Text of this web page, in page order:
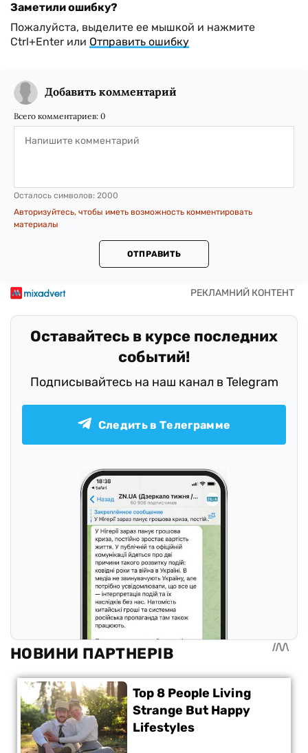
Заметили ошибку?
Пожалуйста, выделите ее мышкой и нажмите
Ctrl+Enter или Отправить ошибку
Добавить комментарий
Всего комментариев: 0
Осталось символов: 2000
Авторизуйтесь, чтобы иметь возможность комментировать
материалы
ОТПРАВИТЬ
Оставайтесь в курсе последних
событий!
Подписывайтесь на наш канал в Telegram
Следить в Телеграмме